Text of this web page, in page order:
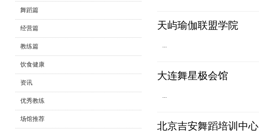
舞蹈篇
经营篇
教练篇
饮食健康
资讯
优秀教练
场馆推荐
天屿瑜伽联盟学院
...
大连舞星极会馆
...
北京吉安舞蹈培训中心